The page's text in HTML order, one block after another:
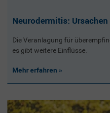
Neurodermitis:
Die Veranlagung für
es gibt weitere Einflüsse.
Mehr erfahren